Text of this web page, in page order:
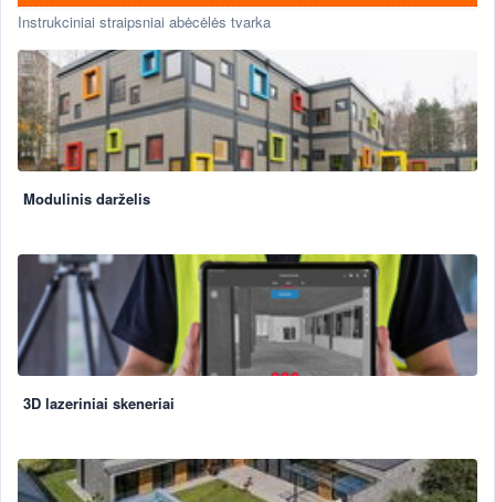
Instrukciniai straipsniai abėcėlės tvarka
Modulinis darželis
3D lazeriniai skeneriai